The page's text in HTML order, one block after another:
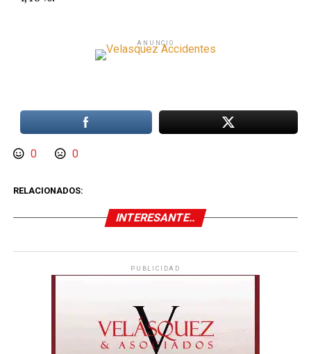
ANUNCIO
0 0
RELACIONADOS:
INTERESANTE..
PUBLICIDAD